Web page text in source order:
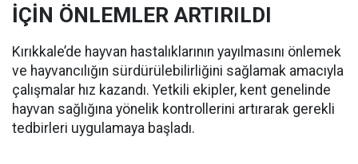
İÇİN ÖNLEMLER ARTIRILDI
Kırıkkale’de hayvan hastalıklarının yayılmasını önlemek
ve hayvancılığın sürdürülebilirliğini sağlamak amacıyla
çalışmalar hız kazandı. Yetkili ekipler, kent genelinde
hayvan sağlığına yönelik kontrollerini artırarak gerekli
tedbirleri uygulamaya başladı.